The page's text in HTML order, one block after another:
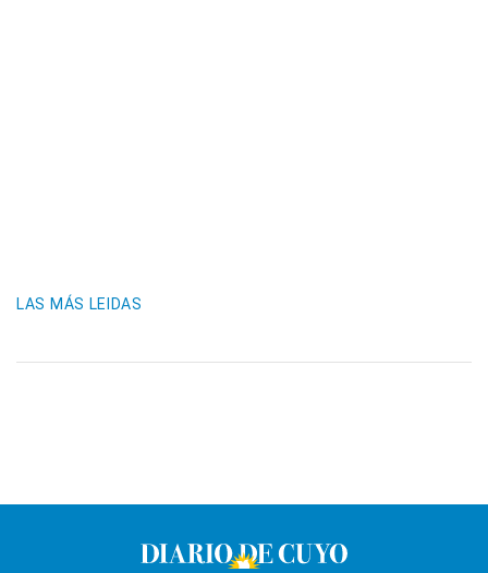
LAS MÁS LEIDAS